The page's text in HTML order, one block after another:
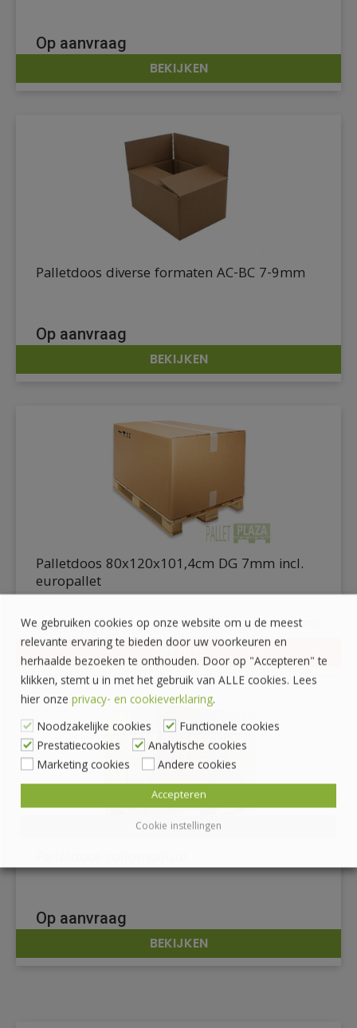
DETAILS
Op aanvraag
BEKIJKEN
DETAILS
Palletdoos diverse formaten AC-BC 7-9mm
Op aanvraag
BEKIJKEN
DETAILS
Palletdoos 80x120x101,4cm DG 7mm incl.
europallet
€42,95 € 51,97incl. BTW
OFFERTE
DETAILS
Op aanvraag
BEKIJKEN
We gebruiken cookies op onze website om u de meest
relevante ervaring te bieden door uw voorkeuren en
herhaalde bezoeken te onthouden. Door op "Accepteren" te
klikken, stemt u in met het gebruik van ALLE cookies. Lees
hier onze privacy- en cookieverklaring.
Noodzakelijke cookies
Functionele cookies
Prestatiecookies
Analytische cookies
Marketing cookies
Andere cookies
Cookie instellingen
Accepteren